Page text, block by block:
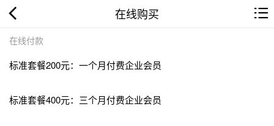
在线购买
在线付款
标准套餐200元：一个月付费企业会员
标准套餐400元：三个月付费企业会员